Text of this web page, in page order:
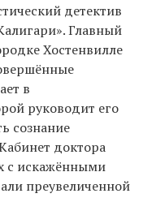
детектив
Главный
Хостенвилле
в
руководит его
сознание
доктора
с искажёнными
преувеличенной